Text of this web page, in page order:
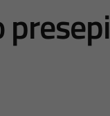
presepi